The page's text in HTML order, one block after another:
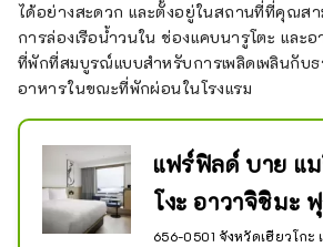
ได้อย่างสะดวก และตั้งอยู่ในสถานที่ที่คุณสา
การล่องเรือน้ำวนใน ช่องแคบนารูโตะ และ
ที่พักที่สมบูรณ์แบบสำหรับการเพลิดเพลินกับธ
อาหารในขณะที่พักผ่อนในโรงแรม
แฟร์ฟิลด์ บาย แ
โงะ อาวาจิชิมะ
656-0501 จังหวัดเฮียวโก